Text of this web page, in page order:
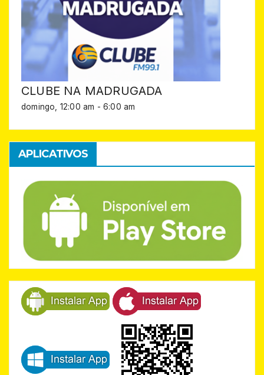
CLUBE NA MADRUGADA
domingo, 12:00 am -6:00 am
APLICATIVOS